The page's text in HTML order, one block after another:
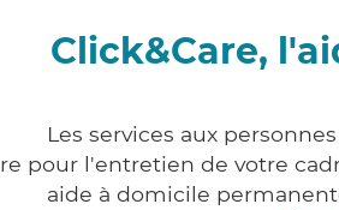
Click&Care,
Les services aux
pour l'entretien de votre
aide à domicile